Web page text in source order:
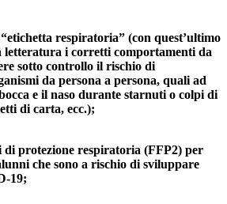
respiratoria” (con quest’ultimo
letteratura i corretti comportamenti da
sotto controllo il rischio di
da persona a persona, quali ad
e il naso durante starnuti o colpi di
di carta, ecc.);
di protezione respiratoria (FFP2) per
che sono a rischio di sviluppare
19;